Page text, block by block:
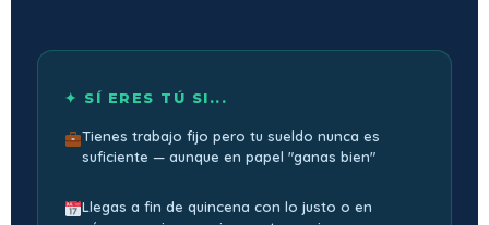
✦ SÍ ERES TÚ SI...
Tienes trabajo fijo pero tu sueldo nunca es
suficiente — aunque en papel "ganas bien"
Llegas a fin de quincena con lo justo o en